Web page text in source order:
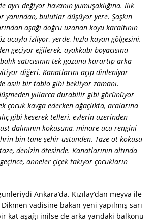
ayrı değiyor havanın yumuşaklığına. Ilık
yanından, bulutlar düşüyor yere. Şaşkın
aşağı doğru uzanan koyu karaltının
ucuyla izliyor, yerde, hızla kayan gölgesini.
geçiyor eğilerek, ayakkabı boyacısına
satıcısının tek gözünü karartıp arka
diğeri. Kanatlarını açıp dinleniyor
asılı bir tablo gibi bekliyor zamanı.
yıllarca durabilir gibi görünüyor
çocuk kavga ederken ağaçlıkta, aralarına
gibi keserek telleri, evlerin üzerinden
dalınının kokusuna, minare ucu rengini
bin tane şehir üstünden. Taze ot kokusu
denizin ötesinde. Kanatlarının altında
anneler çiçek takıyor çocukların
Ankara’da. Kızılay’dan meyva ile
vadisine bakan yeni yapılmış sarı
kat aşağı inilse de arka yandaki balkonu